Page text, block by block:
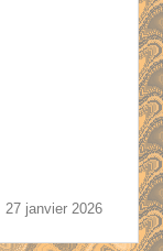
27 janvier 2026